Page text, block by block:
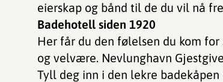
eierskap og bånd til de du vil nå
Badehotell siden 1920
Her får du den følelsen du kom
og velvære. Nevlunghavn
Tyll deg inn i den lekre